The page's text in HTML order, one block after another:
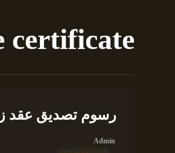
certificate
رسوم تصديق عقد
Admin